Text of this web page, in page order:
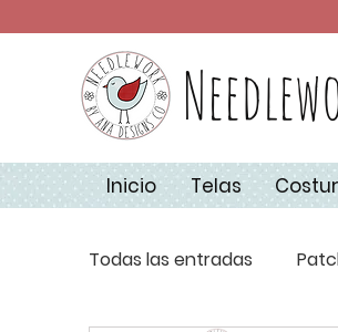
Inicio Telas
Todas las entradas